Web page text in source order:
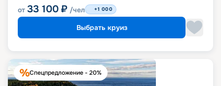
от 33 100 ₽ /чел +1 000
Выбрать круиз
Спецпредложение - 20%